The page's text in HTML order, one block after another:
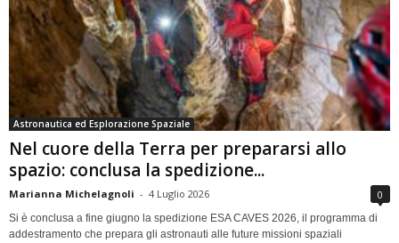
Astronautica ed Esplorazione Spaziale
Nel cuore della Terra per prepararsi allo
spazio: conclusa la spedizione...
Marianna Michelagnoli - 4 Luglio 2026 0
Si è conclusa a fine giugno la spedizione ESA CAVES 2026, il programma di
addestramento che prepara gli astronauti alle future missioni spaziali